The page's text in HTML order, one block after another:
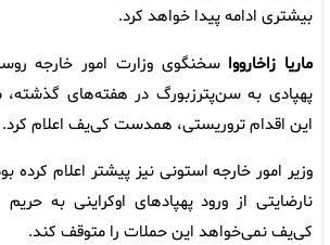
بیشتری ادامه پیدا خواهد کرد.
ماریا زاخاروواسخنگوی وزارت امور خارجه
پهپادی به سن‌پترزبورگ در هفته‌های گذشته،
این اقدام تروریستی، همدست کی‌یف اعلام کرد.
وزیر امور خارجه استونی نیز پیشتر اعلام
نارضایتی از ورود پهپادهای اوکراینی به
کی‌یف نمی‌خواهد این حملات را متوقف کند.